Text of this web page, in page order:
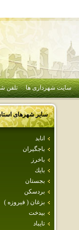
سایت شهرداری ها تلفن
سایر شهرهای
انابد
باجگيران
باخرز
بايك
بجستان
بردسكن
بزغان ( فيروزه )
بيدخت
تايباد